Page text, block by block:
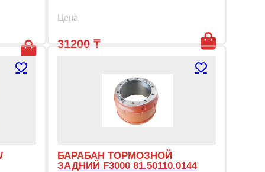
составляла 17000 ₸.
₸.
Цена
31200₸
БАРАБАН ТОРМОЗНОЙ
ЗАДНИЙ F3000 81.50110.0144